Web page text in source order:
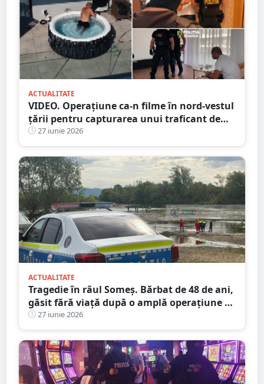
ACTUALITATE
VIDEO. Operațiune ca-n filme în nord-vestul
țării pentru capturarea unui traficant de
droguri
27 iunie 2026
ACTUALITATE
Tragedie în râul Someș. Bărbat de 48 de ani,
găsit fără viață după o amplă operațiune de
căutare cu scafandri și bărci de intervenție
27 iunie 2026